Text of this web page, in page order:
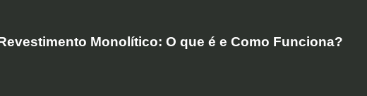
Monolítico: O que é e Como Funciona?